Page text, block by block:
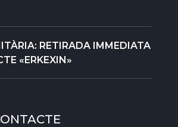
RETIRADA IMMEDIATA
«ERKEXIN»